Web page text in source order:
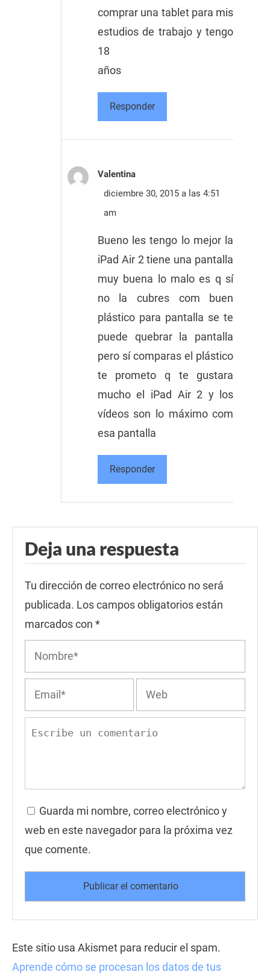
comprar una tablet para mis
estudios de trabajo y tengo
18
años
Responder
Valentina
diciembre 30, 2015 a las 4:51
am
Bueno les tengo lo mejor la
iPad Air 2 tiene una pantalla
muy buena lo malo es q sí
no la cubres com buen
plástico para pantalla se te
puede quebrar la pantalla
pero sí comparas el plástico
te prometo q te gustara
mucho el iPad Air 2 y los
vídeos son lo máximo com
esa pantalla
Responder
Deja una respuesta
Tu dirección de correo electrónico no será
publicada. Los campos obligatorios están
marcados con *
Guarda mi nombre, correo electrónico y
web en este navegador para la próxima vez
que comente.
Este sitio usa Akismet para reducir el spam.
Aprende cómo se procesan los datos de tus